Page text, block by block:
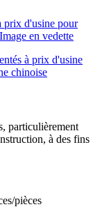
particulièrement
à des fins
pièces